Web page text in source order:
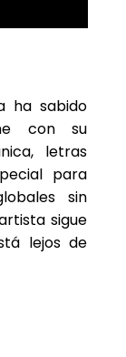
ha sabido
con su
letras
para
sin
sigue
lejos de